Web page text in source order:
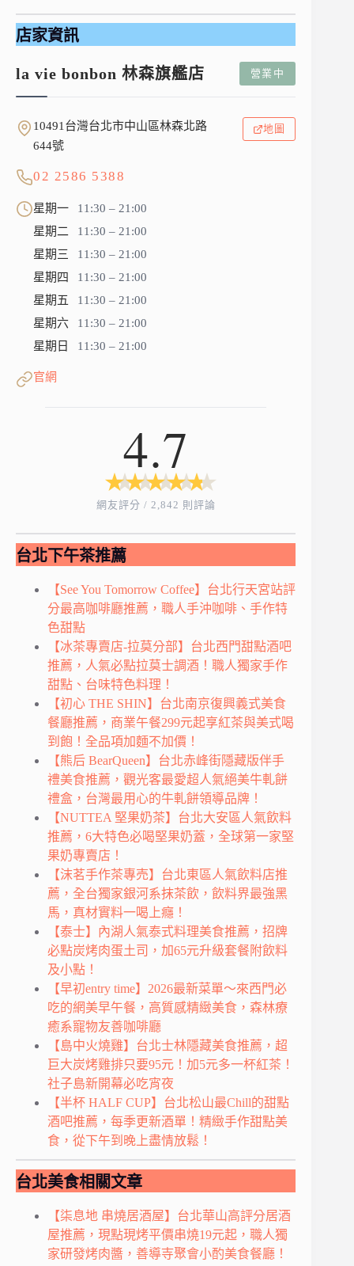
店家資訊
la vie bonbon 林森旗艦店 營業中
10491台灣台北市中山區林森北路
644號
地圖
02 2586 5388
星期一
11:30 – 21:00
星期二
11:30 – 21:00
星期三
11:30 – 21:00
星期四
11:30 – 21:00
星期五
11:30 – 21:00
星期六
11:30 – 21:00
星期日
11:30 – 21:00
官網
4.7
★
★ ★
★ ★
★ ★
★ ★
★
網友評分 / 2,842 則評論
台北下午茶推薦
【See You Tomorrow Coffee】台北行天宮站評
分最高咖啡廳推薦，職人手沖咖啡、手作特
色甜點
【冰茶專賣店-拉莫分部】台北西門甜點酒吧
推薦，人氣必點拉莫士調酒！職人獨家手作
甜點、台味特色料理！
【初心 THE SHIN】台北南京復興義式美食
餐廳推薦，商業午餐299元起享紅茶與美式喝
到飽！全品項加麵不加價！
【熊后 BearQueen】台北赤峰街隱藏版伴手
禮美食推薦，觀光客最愛超人氣絕美牛軋餅
禮盒，台灣最用心的牛軋餅領導品牌！
【NUTTEA 堅果奶茶】台北大安區人氣飲料
推薦，6大特色必喝堅果奶蓋，全球第一家堅
果奶專賣店！
【沫茗手作茶專売】台北東區人氣飲料店推
薦，全台獨家銀河系抹茶飲，飲料界最強黑
馬，真材實料一喝上癮！
【泰士】內湖人氣泰式料理美食推薦，招牌
必點炭烤肉蛋土司，加65元升級套餐附飲料
及小點！
【早初entry time】2026最新菜單～來西門必
吃的網美早午餐，高質感精緻美食，森林療
癒系寵物友善咖啡廳
【島中火燒雞】台北士林隱藏美食推薦，超
巨大炭烤雞排只要95元！加5元多一杯紅茶！
社子島新開幕必吃宵夜
【半杯 HALF CUP】台北松山最Chill的甜點
酒吧推薦，每季更新酒單！精緻手作甜點美
食，從下午到晚上盡情放鬆！
台北美食相關文章
【柒息地 串燒居酒屋】台北華山高評分居酒
屋推薦，現點現烤平價串燒19元起，職人獨
家研發烤肉醬，善導寺聚會小酌美食餐廳！